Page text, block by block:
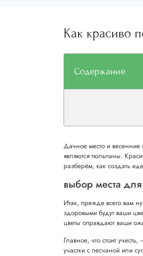
Как красиво
Содержание
Дачное место и весенние
являются тюльпаны.
разберём, как создать
выбор места
Итак, прежде всего вам
здоровыми будут ваши
цветы оправдают ваши
Главное, что стоит
участки с песчаной или